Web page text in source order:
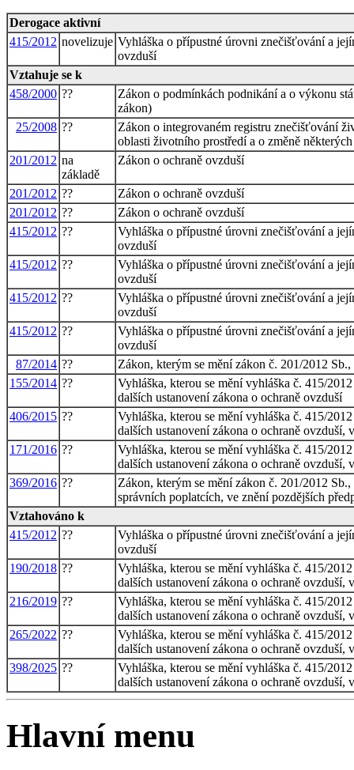
Derogace aktivní
415/2012 novelizuje Vyhláška o přípustné úrovni znečišťování a
ovzduší
Vztahuje se k
458/2000 ??
Zákon o podmínkách podnikání a o výkonu
zákon)
25/2008 ??
Zákon o integrovaném registru znečišťování
oblasti životního prostředí a o změně
201/2012 na
základě
Zákon o ochraně ovzduší
201/2012 ??
Zákon o ochraně ovzduší
201/2012 ??
Zákon o ochraně ovzduší
415/2012 ??
Vyhláška o přípustné úrovni znečišťování a
ovzduší
415/2012 ??
Vyhláška o přípustné úrovni znečišťování a
ovzduší
415/2012 ??
Vyhláška o přípustné úrovni znečišťování a
ovzduší
415/2012 ??
Vyhláška o přípustné úrovni znečišťování a
ovzduší
87/2014 ??
Zákon, kterým se mění zákon č. 201/2012
155/2014 ??
Vyhláška, kterou se mění vyhláška č. 415/
dalších ustanovení zákona o ochraně ovzduší
406/2015 ??
Vyhláška, kterou se mění vyhláška č. 415/
dalších ustanovení zákona o ochraně ovzduší,
171/2016 ??
Vyhláška, kterou se mění vyhláška č. 415/
dalších ustanovení zákona o ochraně ovzduší,
369/2016 ??
Zákon, kterým se mění zákon č. 201/2012
správních poplatcích, ve znění pozdějších
Vztahováno k
415/2012 ??
Vyhláška o přípustné úrovni znečišťování a
ovzduší
190/2018 ??
Vyhláška, kterou se mění vyhláška č. 415/
dalších ustanovení zákona o ochraně ovzduší,
216/2019 ??
Vyhláška, kterou se mění vyhláška č. 415/
dalších ustanovení zákona o ochraně ovzduší,
265/2022 ??
Vyhláška, kterou se mění vyhláška č. 415/
dalších ustanovení zákona o ochraně ovzduší,
398/2025 ??
Vyhláška, kterou se mění vyhláška č. 415/
dalších ustanovení zákona o ochraně ovzduší,
Hlavní menu